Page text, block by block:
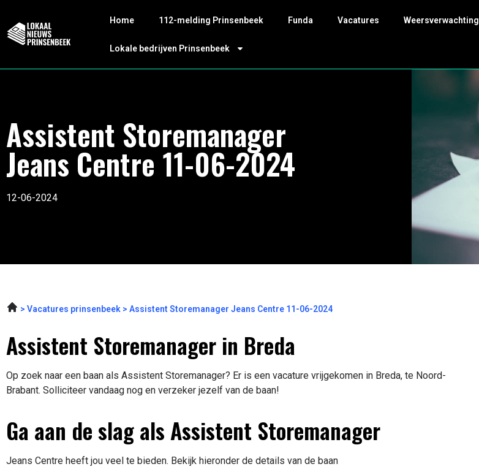
Home 112-melding Prinsenbeek Funda Vacatures Weersverwachting
Lokale bedrijven Prinsenbeek
Assistent Storemanager
Jeans Centre 11-06-2024
12-06-2024
Vacatures prinsenbeek Assistent Storemanager Jeans Centre 11-06-2024
Assistent Storemanager in Breda
Op zoek naar een baan als Assistent Storemanager? Er is een vacature vrijgekomen in Breda, te Noord-
Brabant. Solliciteer vandaag nog en verzeker jezelf van de baan!
Ga aan de slag als Assistent Storemanager
Jeans Centre heeft jou veel te bieden. Bekijk hieronder de details van de baan